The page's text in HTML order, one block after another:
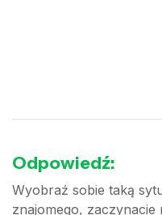
Odpowiedź:
Wyobraź sobie taką
znajomego,